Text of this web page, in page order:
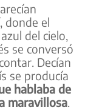
donde el
del cielo,
se conversó
Decían
se producía
hablaba de
maravillosa